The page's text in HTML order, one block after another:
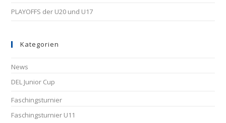
PLAYOFFS der U20 und U17
Kategorien
News
DEL Junior Cup
Faschingsturnier
Faschingsturnier U11